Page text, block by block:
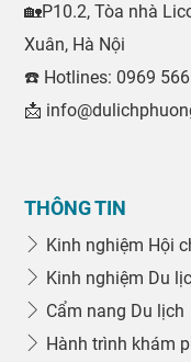
🏡P10.2, Tòa nhà
Xuân, Hà Nội
☎️ Hotlines: 0969
📩
THÔNG TIN
Kinh nghiệm Hội
Kinh nghiệm Du
Cẩm nang Du lịch
Hành trình khám